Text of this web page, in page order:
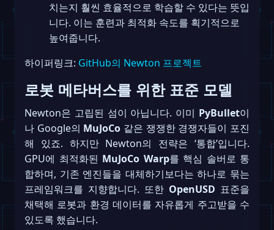
치는지 훨씬 효율적으로 학습할 수 있다는 뜻입
니다. 이는 훈련과 최적화 속도를 획기적으로
높여줍니다.
하이퍼링크: GitHub의 Newton 프로젝트
로봇 메타버스를 위한 표준 모델
Newton은 고립된 섬이 아닙니다. 이미 PyBullet이
나 Google의 MuJoCo 같은 쟁쟁한 경쟁자들이 포진
해 있죠. 하지만 Newton의 전략은 ‘통합’입니다.
GPU에 최적화된 MuJoCo Warp를 핵심 솔버로 통
합하며, 기존 엔진들을 대체하기보다는 하나로 묶는
프레임워크를 지향합니다. 또한 OpenUSD 표준을
채택해 로봇과 환경 데이터를 자유롭게 주고받을 수
있도록 했습니다.